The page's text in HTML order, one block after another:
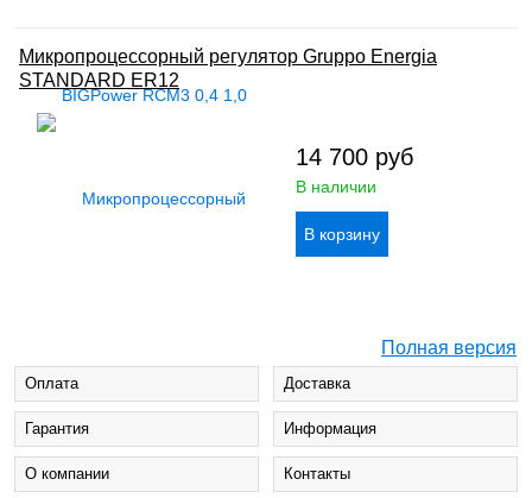
Микропроцессорный регулятор Gruppo Energia
STANDARD ER12
14 700 руб
В наличии
Полная версия
Оплата Доставка
Гарантия Информация
О компании Контакты